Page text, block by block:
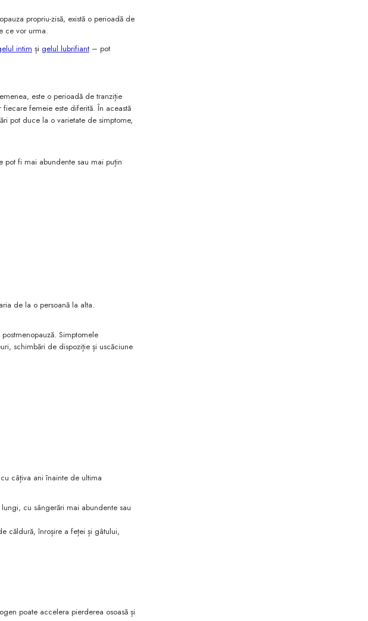
propriu-zisă, există o perioadă de
ce vor urma.
intim și gelul lubrifiant – pot
este o perioadă de tranziție
femeie este diferită. În această
pot duce la o varietate de simptome,
pot fi mai abundente sau mai puțin
de la o persoană la alta.
Simptomele
schimbări de dispoziție și uscăciune
câțiva ani înainte de ultima
cu sângerări mai abundente sau
căldură, înroșire a feței și gâtului,
poate accelera pierderea osoasă și